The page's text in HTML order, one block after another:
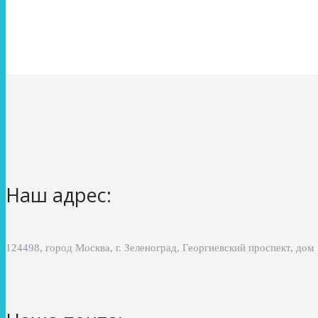
Наш адрес:
124498, город Москва, г. Зеленоград, Георгиевский проспект, дом